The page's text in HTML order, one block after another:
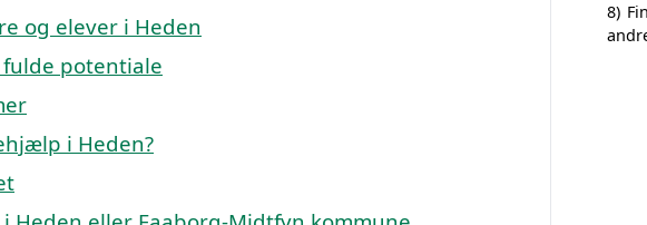
og elever i Heden
potentiale
i Heden?
8)